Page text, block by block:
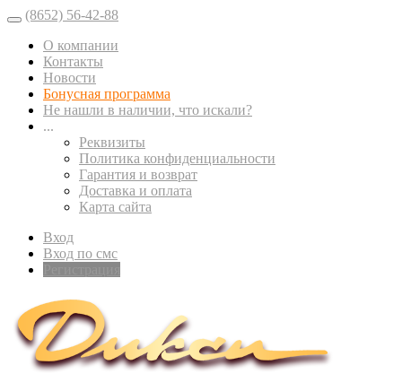
(8652) 56-42-88
О компании
Контакты
Новости
Бонусная программа
Не нашли в наличии, что искали?
...
Реквизиты
Политика конфиденциальности
Гарантия и возврат
Доставка и оплата
Карта сайта
Вход
Вход по смс